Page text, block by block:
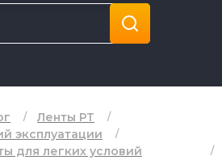
Ленты РТ
эксплуатации
для легких условий